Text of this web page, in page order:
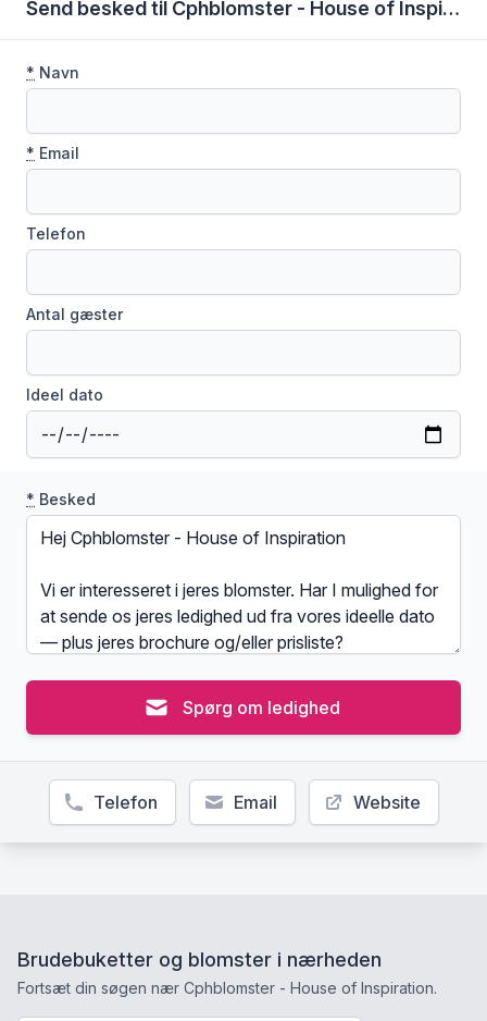
Send besked til Cphblomster - House of Inspiration
* Navn
* Email
Telefon
Antal gæster
Ideel dato
* Besked
Spørg om ledighed
Telefon Email Website
Brudebuketter og blomster i nærheden
Fortsæt din søgen nær Cphblomster - House of Inspiration.